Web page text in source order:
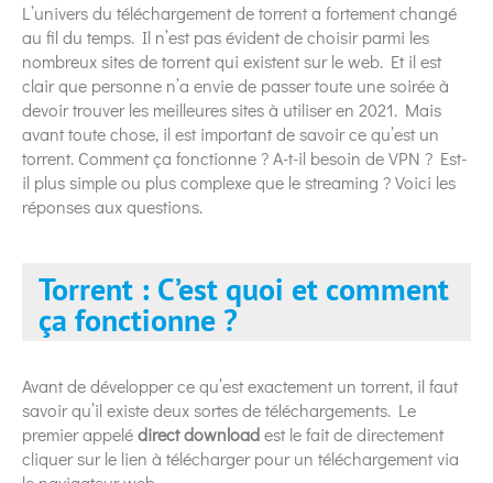
L’univers du téléchargement de torrent a fortement changé
au fil du temps. Il n’est pas évident de choisir parmi les
nombreux sites de torrent qui existent sur le web. Et il est
clair que personne n’a envie de passer toute une soirée à
devoir trouver les meilleures sites à utiliser en 2021. Mais
avant toute chose, il est important de savoir ce qu’est un
torrent. Comment ça fonctionne ? A-t-il besoin de VPN ? Est-
il plus simple ou plus complexe que le streaming ? Voici les
réponses aux questions.
Torrent : C’est quoi et comment
ça fonctionne ?
Avant de développer ce qu’est exactement un torrent, il faut
savoir qu’il existe deux sortes de téléchargements. Le
premier appelédirect downloadest le fait de directement
cliquer sur le lien à télécharger pour un téléchargement via